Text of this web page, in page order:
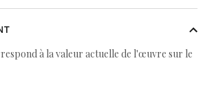
à la valeur actuelle de l'œuvre sur le